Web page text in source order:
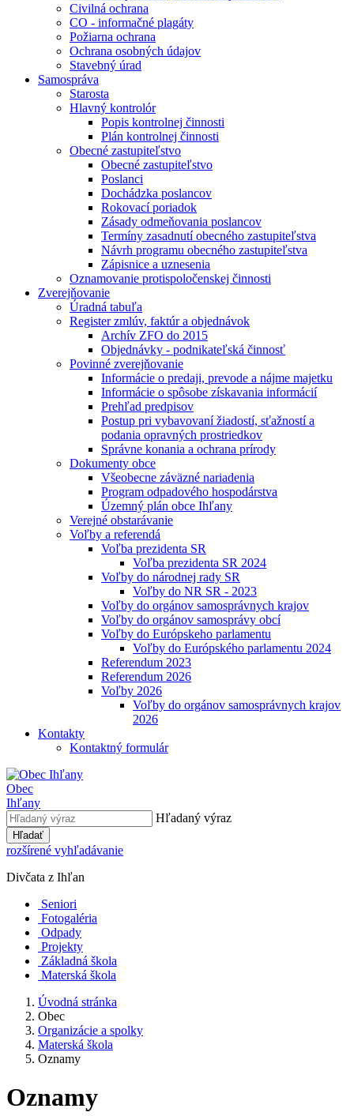
Civilná ochrana
CO - informačné plagáty
Požiarna ochrana
Ochrana osobných údajov
Stavebný úrad
Samospráva
Starosta
Hlavný kontrolór
Popis kontrolnej činnosti
Plán kontrolnej činnosti
Obecné zastupiteľstvo
Obecné zastupiteľstvo
Poslanci
Dochádzka poslancov
Rokovací poriadok
Zásady odmeňovania poslancov
Termíny zasadnutí obecného zastupiteľstva
Návrh programu obecného zastupiteľstva
Zápisnice a uznesenia
Oznamovanie protispoločenskej činnosti
Zverejňovanie
Úradná tabuľa
Register zmlúv, faktúr a objednávok
Archív ZFO do 2015
Objednávky - podnikateľská činnosť
Povinné zverejňovanie
Informácie o predaji, prevode a nájme majetku
Informácie o spôsobe získavania informácií
Prehľad predpisov
Postup pri vybavovaní žiadostí, sťažností a
podania opravných prostriedkov
Správne konania a ochrana prírody
Dokumenty obce
Všeobecne záväzné nariadenia
Program odpadového hospodárstva
Územný plán obce Ihľany
Verejné obstarávanie
Voľby a referendá
Voľba prezidenta SR
Voľba prezidenta SR 2024
Voľby do národnej rady SR
Voľby do NR SR - 2023
Voľby do orgánov samosprávnych krajov
Voľby do orgánov samosprávy obcí
Voľby do Európskeho parlamentu
Voľby do Európského parlamentu 2024
Referendum 2023
Referendum 2026
Voľby 2026
Voľby do orgánov samosprávnych krajov
2026
Kontakty
Kontaktný formulár
Obec
Ihľany
Hľadaný výraz
Hľadať
rozšírené vyhľadávanie
Divčata z Ihľan
Seniori
Fotogaléria
Odpady
Projekty
Základná škola
Materská škola
Úvodná stránka
Obec
Organizácie a spolky
Materská škola
Oznamy
Oznamy